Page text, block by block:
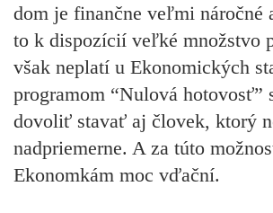
dom je finančne veľmi náročné
to k dispozícií veľké množstvo
však neplatí u Ekonomických
programom “Nulová hotovosť”
dovoliť stavať aj človek, ktorý
nadpriemerne. A za túto
Ekonomkám moc vďační.